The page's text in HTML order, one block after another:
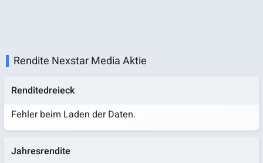
Rendite Nexstar Media Aktie
Renditedreieck
Fehler beim Laden der Daten.
Jahresrendite